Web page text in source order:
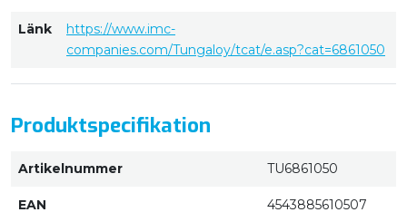
Länk
https://www.imc-
companies.com/Tungaloy/tcat/e.asp?cat=6861050
Produktspecifikation
Artikelnummer TU6861050
EAN 4543885610507